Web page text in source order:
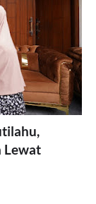
Lewat